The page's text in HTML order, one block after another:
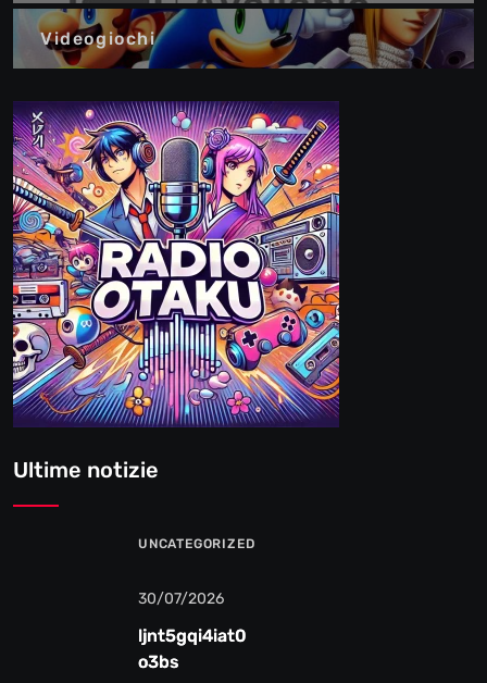
Videogiochi
Ultime notizie
UNCATEGORIZED
30/07/2026
ljnt5gqi4iat0
o3bs